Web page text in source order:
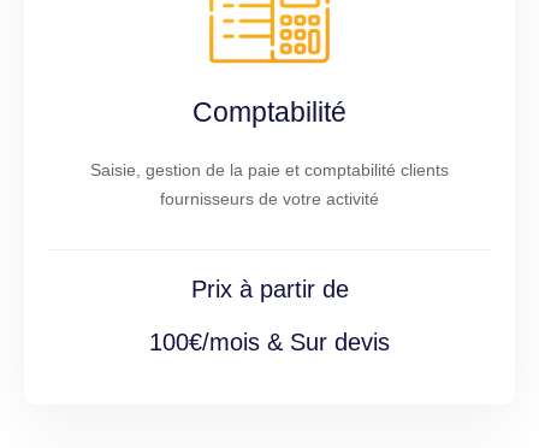
Comptabilité
Saisie, gestion de la paie et comptabilité clients
fournisseurs de votre activité
Prix à partir de
100€/mois & Sur devis